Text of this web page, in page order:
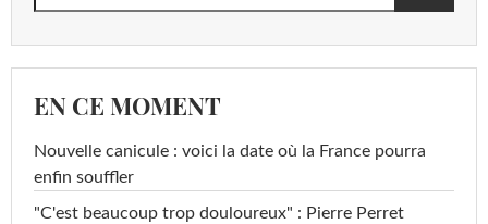
EN CE MOMENT
Nouvelle canicule : voici la date où la France pourra
enfin souffler
"C'est beaucoup trop douloureux" : Pierre Perret